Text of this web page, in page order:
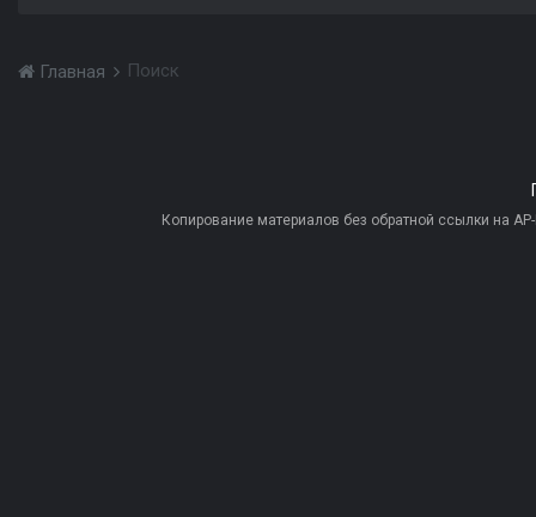
Главная Поиск
Копирование материалов без обратной ссылки на